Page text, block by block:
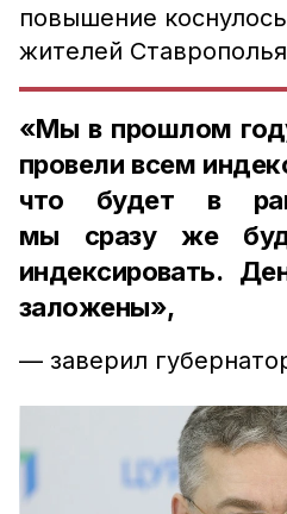
повышение
жителей
«Мы в прошлом
провели всем
что будет в
мы сразу же
индексировать.
заложены»,
— заверил